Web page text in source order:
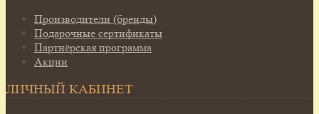
Производители (бренды)
Подарочные сертификаты
Партнёрская программа
Акции
ЛИЧНЫЙ КАБИНЕТ